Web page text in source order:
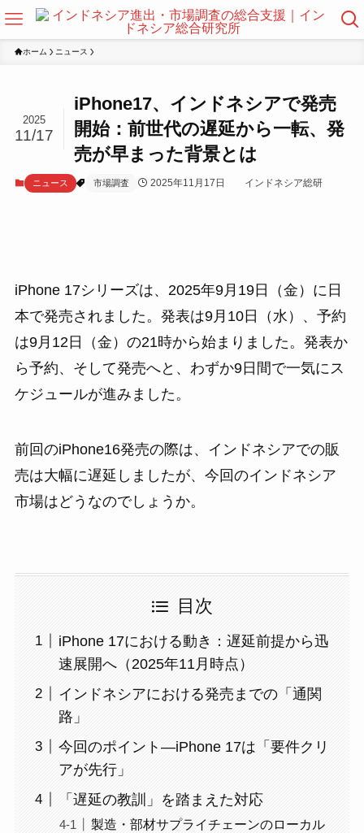
ホーム ニュース
iPhone17、インドネシアで発売
開始：前世代の遅延から一転、発
売が早まった背景とは
2025
11/17
ニュース 市場調査 2025年11月17日 インドネシア総研
iPhone 17シリーズは、2025年9月19日（金）に日
本で発売されました。発表は9月10日（水）、予約
は9月12日（金）の21時から始まりました。発表か
ら予約、そして発売へと、わずか9日間で一気にス
ケジュールが進みました。
前回のiPhone16発売の際は、インドネシアでの販
売は大幅に遅延しましたが、今回のインドネシア
市場はどうなのでしょうか。
目次
iPhone 17における動き：遅延前提から迅
速展開へ（2025年11月時点）
インドネシアにおける発売までの「通関
路」
今回のポイント―iPhone 17は「要件クリ
アが先行」
「遅延の教訓」を踏まえた対応
製造・部材サプライチェーンのローカル